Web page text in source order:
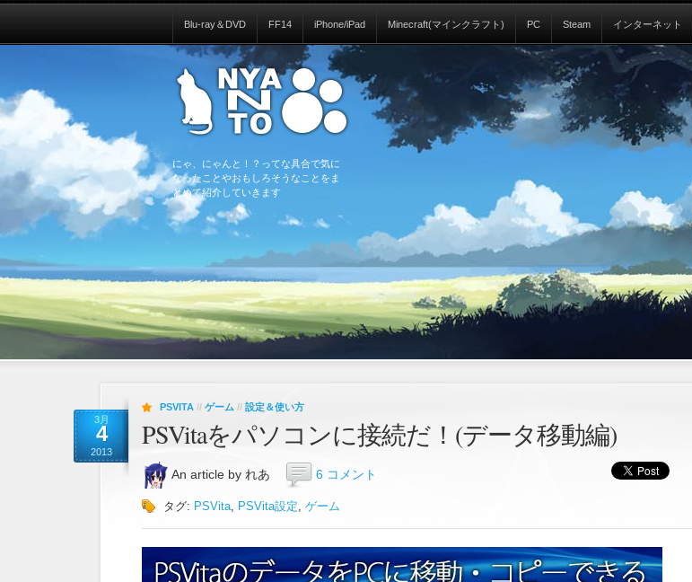
にゃ、にゃんと！？ってな具合で気に
なったことやおもしろそうなことをま
とめて紹介していきます
Blu-ray＆DVD FF14 iPhone/iPad Minecraft(マインクラフト) PC Steam インターネット
3月
4
2013
PSVITA // ゲーム // 設定＆使い方
PSVitaをパソコンに接続だ！(データ移動編)
An article by れあ 6 コメント
タグ: PSVita, PSVita設定, ゲーム